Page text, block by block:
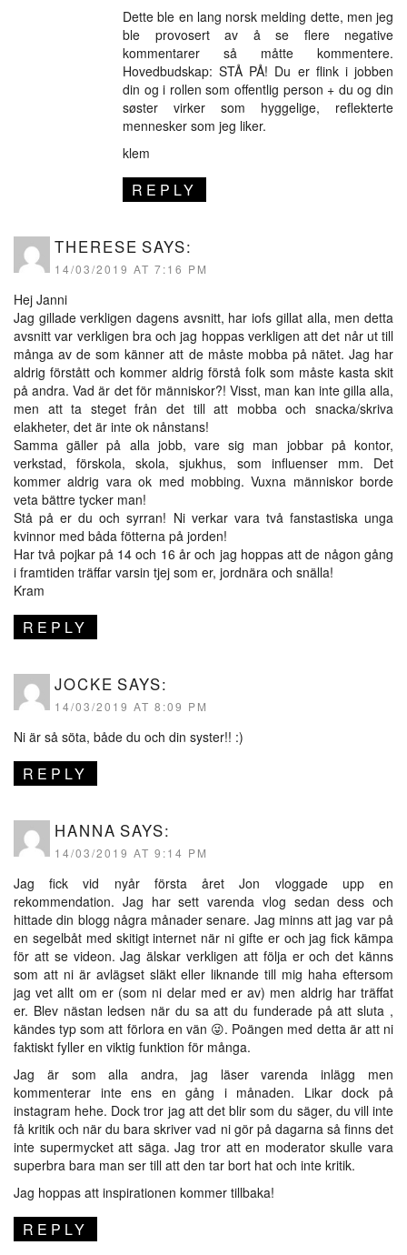
Dette ble en lang norsk melding dette, men jeg
ble provosert av å se flere negative
kommentarer så måtte kommentere.
Hovedbudskap: STÅ PÅ! Du er flink i jobben
din og i rollen som offentlig person + du og din
søster virker som hyggelige, reflekterte
mennesker som jeg liker.
klem
REPLY
THERESE SAYS:
14/03/2019 AT 7:16 PM
Hej Janni
Jag gillade verkligen dagens avsnitt, har iofs gillat alla, men detta
avsnitt var verkligen bra och jag hoppas verkligen att det når ut till
många av de som känner att de måste mobba på nätet. Jag har
aldrig förstått och kommer aldrig förstå folk som måste kasta skit
på andra. Vad är det för människor?! Visst, man kan inte gilla alla,
men att ta steget från det till att mobba och snacka/skriva
elakheter, det är inte ok nånstans!
Samma gäller på alla jobb, vare sig man jobbar på kontor,
verkstad, förskola, skola, sjukhus, som influenser mm. Det
kommer aldrig vara ok med mobbing. Vuxna människor borde
veta bättre tycker man!
Stå på er du och syrran! Ni verkar vara två fanstastiska unga
kvinnor med båda fötterna på jorden!
Har två pojkar på 14 och 16 år och jag hoppas att de någon gång
i framtiden träffar varsin tjej som er, jordnära och snälla!
Kram
REPLY
JOCKE SAYS:
14/03/2019 AT 8:09 PM
Ni är så söta, både du och din syster!! :)
REPLY
HANNA SAYS:
14/03/2019 AT 9:14 PM
Jag fick vid nyår första året Jon vloggade upp en
rekommendation. Jag har sett varenda vlog sedan dess och
hittade din blogg några månader senare. Jag minns att jag var på
en segelbåt med skitigt internet när ni gifte er och jag fick kämpa
för att se videon. Jag älskar verkligen att följa er och det känns
som att ni är avlägset släkt eller liknande till mig haha eftersom
jag vet allt om er (som ni delar med er av) men aldrig har träffat
er. Blev nästan ledsen när du sa att du funderade på att sluta ,
kändes typ som att förlora en vän 😜. Poängen med detta är att ni
faktiskt fyller en viktig funktion för många.
Jag är som alla andra, jag läser varenda inlägg men
kommenterar inte ens en gång i månaden. Likar dock på
instagram hehe. Dock tror jag att det blir som du säger, du vill inte
få kritik och när du bara skriver vad ni gör på dagarna så finns det
inte supermycket att säga. Jag tror att en moderator skulle vara
superbra bara man ser till att den tar bort hat och inte kritik.
Jag hoppas att inspirationen kommer tillbaka!
REPLY